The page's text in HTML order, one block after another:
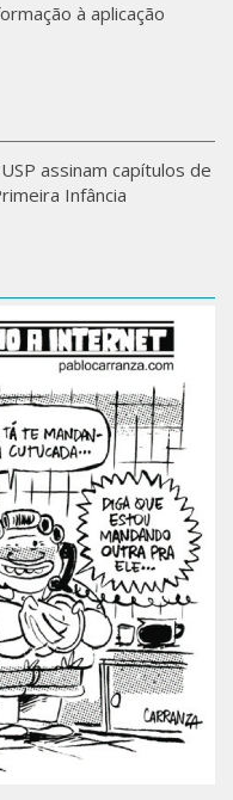
à aplicação
assinam capítulos de
Infância